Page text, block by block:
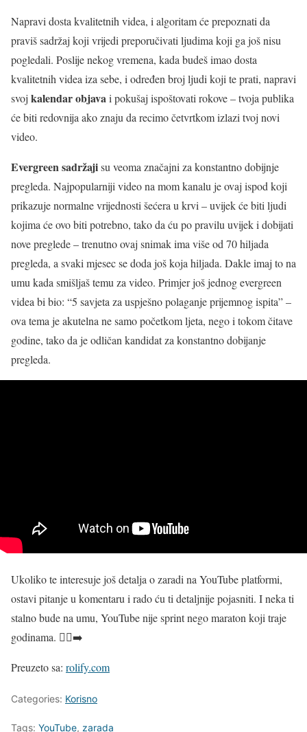
Napravi dosta kvalitetnih videa, i algoritam će prepoznati da
praviš sadržaj koji vrijedi preporučivati ljudima koji ga još nisu
pogledali. Poslije nekog vremena, kada budeš imao dosta
kvalitetnih videa iza sebe, i određen broj ljudi koji te prati, napravi
svoj kalendar objava i pokušaj ispoštovati rokove – tvoja publika
će biti redovnija ako znaju da recimo četvrtkom izlazi tvoj novi
video.
Evergreen sadržajisu veoma značajni za konstantno dobijnje
pregleda. Najpopularniji video na mom kanalu je ovaj ispod koji
prikazuje normalne vrijednosti šećera u krvi – uvijek će biti ljudi
kojima će ovo biti potrebno, tako da ću po pravilu uvijek i dobijati
nove preglede – trenutno ovaj snimak ima više od 70 hiljada
pregleda, a svaki mjesec se doda još koja hiljada. Dakle imaj to na
umu kada smišljaš temu za video. Primjer još jednog evergreen
videa bi bio: “5 savjeta za uspješno polaganje prijemnog ispita” –
ova tema je akutelna ne samo početkom ljeta, nego i tokom čitave
godine, tako da je odličan kandidat za konstantno dobijanje
pregleda.
Ukoliko te interesuje još detalja o zaradi na YouTube platformi,
ostavi pitanje u komentaru i rado ću ti detaljnije pojasniti. I neka ti
stalno bude na umu, YouTube nije sprint nego maraton koji traje
godinama. 🏃‍♂️‍➡️
Preuzeto sa: rolify.com
Categories: Korisno
Tags: YouTube, zarada